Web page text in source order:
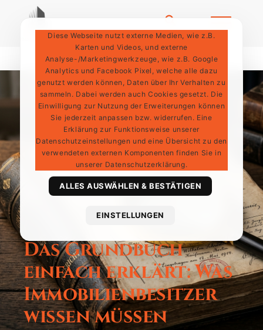
Das Grundbuch
einfach erklärt: Was
Immobilienbesitzer
wissen müssen
Diese Webseite nutzt externe Medien, wie z.B.
Karten und Videos, und externe
Analyse-/Marketingwerkzeuge, wie z.B. Google
Analytics und Facebook Pixel, welche alle dazu
genutzt werden können, Daten über Ihr Verhalten zu
sammeln. Dabei werden auch Cookies gesetzt. Die
Einwilligung zur Nutzung der Erweiterungen können
Sie jederzeit anpassen bzw. widerrufen. Eine
Erklärung zur Funktionsweise unserer
Datenschutzeinstellungen und eine Übersicht zu den
verwendeten externen Komponenten finden Sie in
unserer Datenschutzerklärung.
ALLES AUSWÄHLEN & BESTÄTIGEN
EINSTELLUNGEN